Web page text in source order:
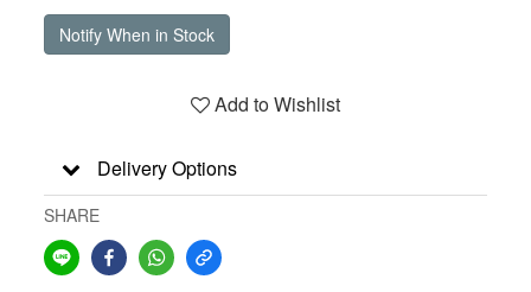
Notify When in Stock
Add to Wishlist
Delivery Options
SHARE